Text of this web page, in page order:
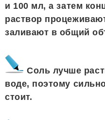
и 100 мл, а затем
раствор
заливают в общий
Соль лучше
воде, поэтому
стоит.